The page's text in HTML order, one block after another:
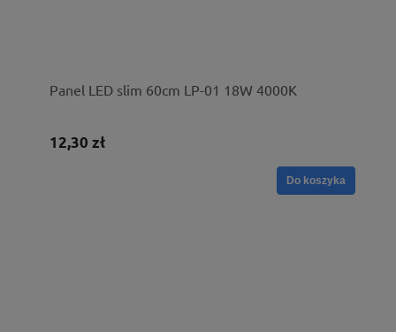
Panel LED slim 60cm LP-01 18W 4000K
12,30 zł
Do koszyka